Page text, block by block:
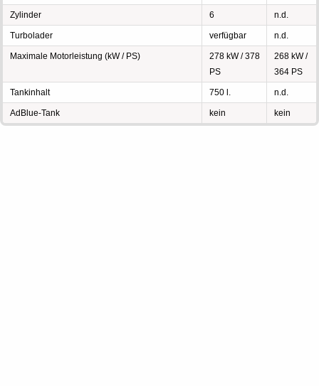
Zylinder 6 n.d.
Turbolader verfügbar n.d.
Maximale Motorleistung (kW / PS)
278 kW / 378
PS
268 kW /
364 PS
Tankinhalt 750 l. n.d.
AdBlue-Tank kein kein